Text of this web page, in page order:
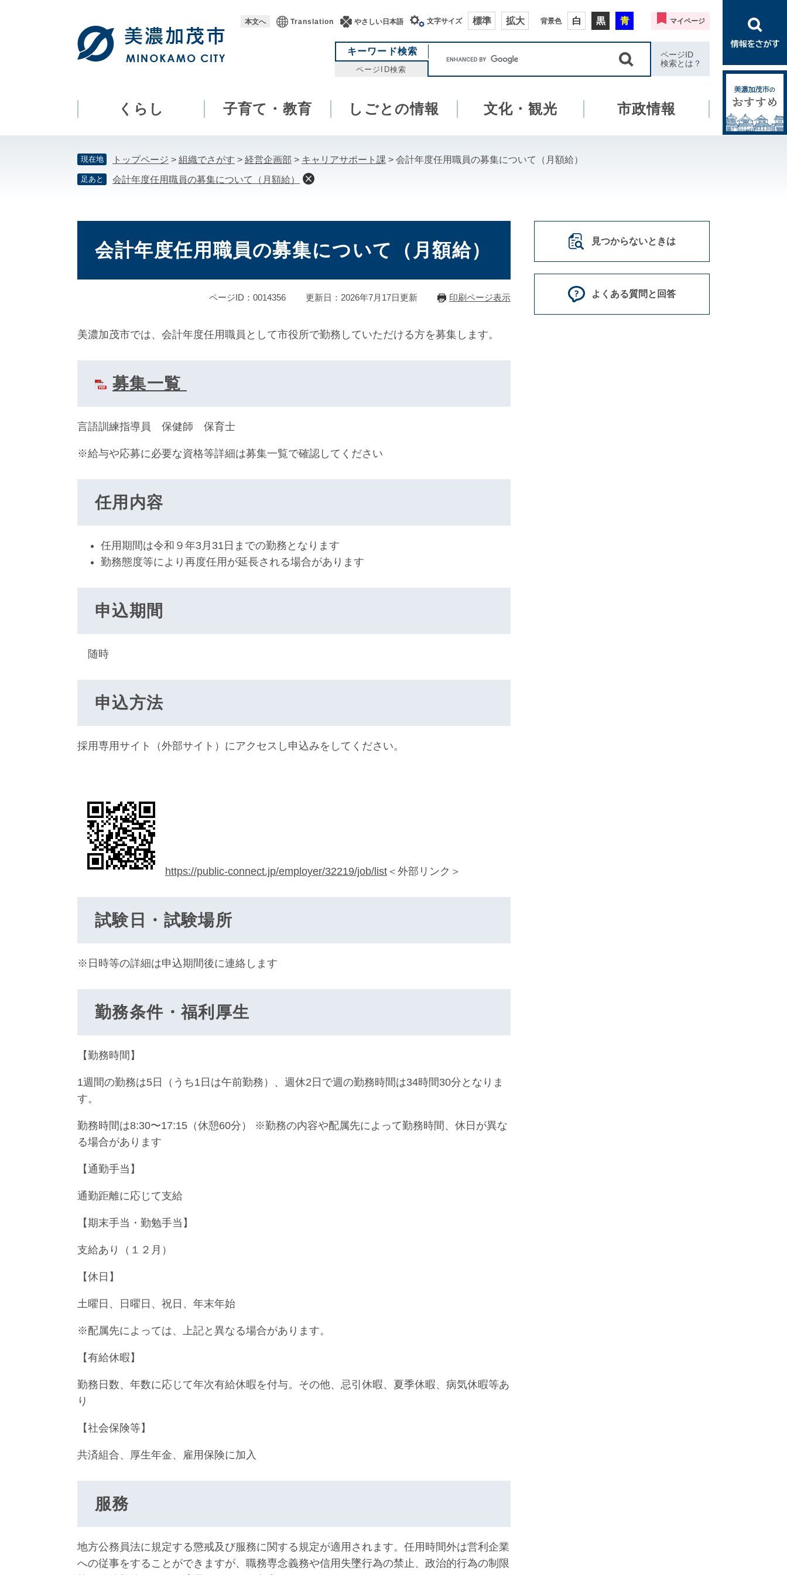
本
本文へ Translation やさしい日本語 文字サイズ 標準 拡大 背景色 白 黒 青 マイページ
キーワード検索
ページID検索
ワ
ド
索
ページID
検索とは？
くらし 子育て・教育 しごとの情報 文化・観光 市政情報
現在地 トップページ > 組織でさがす > 経営企画部 > キャリアサポート課 > 会計年度任用職員の募集について（月額給）
足あと 会計年度任用職員の募集について（月額給）
会計年度任用職員の募集について（月額給）
ページID：0014356 更新日：2026年7月17日更新 印刷ページ表示
美濃加茂市では、会計年度任用職員として市役所で勤務していただける方を募集します。
募集一覧
言語訓練指導員 保健師 保育士
※給与や応募に必要な資格等詳細は募集一覧で確認してください
任用内容
任用期間は令和９年3月31日までの勤務となります
勤務態度等により再度任用が延長される場合があります
申込期間
随時
申込方法
採用専用サイト（外部サイト） にアクセスし申込みをしてください。
https://public-connect.jp/employer/32219/job/list ＜外部リンク＞
試験日・試験場所
※日時等の詳細は申込期間後に連絡します
勤務条件・福利厚生
【勤務時間】
1週間の勤務は5日（うち1日は午前勤務）、週休2日で週の勤務時間は34時間30分となりま
す。
勤務時間は8:30〜17:15（休憩60分） ※勤務の内容や配属先によって勤務時間、休日が異な
る場合があります
【通勤手当】
通勤距離に応じて支給
【期末手当・勤勉手当】
支給あり（１２月）
【休日】
土曜日、日曜日、祝日、年末年始
※配属先によっては、上記と異なる場合があります。
【有給休暇】
勤務日数、年数に応じて年次有給休暇を付与。その他、忌引休暇、夏季休暇、病気休暇等あ
り
【社会保険等】
共済組合、厚生年金、雇用保険に加入
服務
地方公務員法に規定する懲戒及び服務に関する規定が適用されます。任用時間外は営利企業
への従事をすることができますが、職務専念義務や信用失墜行為の禁止、政治的行為の制限
見つからないときは
よくある質問と回答